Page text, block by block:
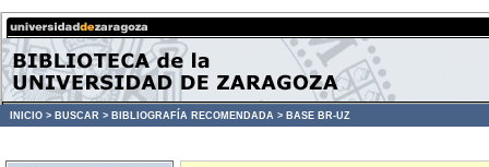
INICIO > BUSCAR > BIBLIOGRAFÍA RECOMENDADA > BASE BR-UZ